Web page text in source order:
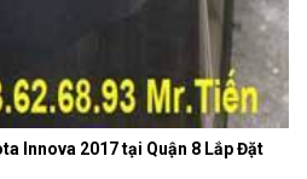
Innova 2017 tại Quận 8 Lắp Đặt